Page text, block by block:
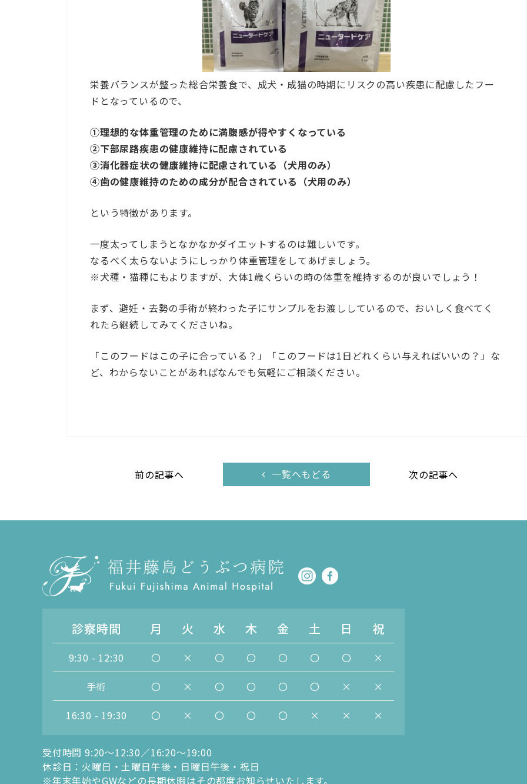
栄養バランスが整った総合栄養食で、成犬・成猫の時期にリスクの高い疾患に配慮したフー
ドとなっているので、
①理想的な体重管理のために満腹感が得やすくなっている
②下部尿路疾患の健康維持に配慮されている
③消化器症状の健康維持に配慮されている（犬用のみ）
④歯の健康維持のための成分が配合されている（犬用のみ）
という特徴があります。
一度太ってしまうとなかなかダイエットするのは難しいです。
なるべく太らないようにしっかり体重管理をしてあげましょう。
※犬種・猫種にもよりますが、大体1歳くらいの時の体重を維持するのが良いでしょう！
まず、避妊・去勢の手術が終わった子にサンプルをお渡ししているので、おいしく食べてく
れたら継続してみてくださいね。
「このフードはこの子に合っている？」「このフードは1日どれくらい与えればいいの？」な
ど、わからないことがあればなんでも気軽にご相談ください。
前の記事へ 次の記事へ
一覧へもどる
診察時間 月 火 水 木 金 土 日 祝
9:30 - 12:30 〇 × 〇 〇 〇 〇 〇 ×
手術 〇 × 〇 〇 〇 〇 × ×
16:30 - 19:30 〇 × 〇 〇 〇 × × ×
受付時間 9:20〜12:30／16:20〜19:00
休診日：火曜日・土曜日午後・日曜日午後・祝日
※年末年始やGWなどの長期休暇はその都度お知らせいたします。